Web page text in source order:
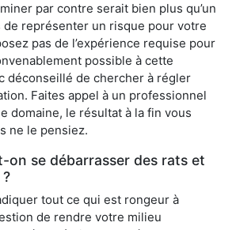
par contre serait bien plus qu’un
de représenter un risque pour votre
pas de l’expérience requise pour
possible à cette
déconseillé de chercher à régler
Faites appel à un professionnel
domaine, le résultat à la fin vous
ne le pensiez.
on se débarrasser des rats et
tout ce qui est rongeur à
de rendre votre milieu